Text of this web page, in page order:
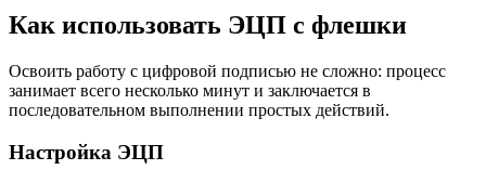
Как использовать ЭЦП с флешки
Освоить работу с цифровой подписью не сложно: процесс
занимает всего несколько минут и заключается в
последовательном выполнении простых действий.
Настройка ЭЦП